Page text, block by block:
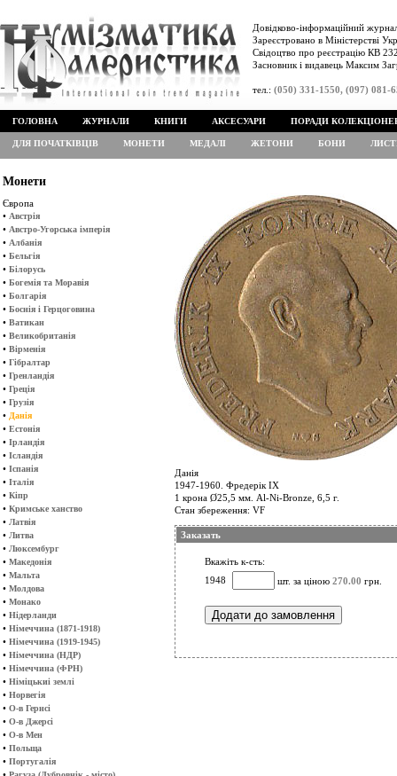
Довідково-інформаційний
Зареєстровано в Міністерстві
Свідоцтво про реєстрацію КВ
Засновник і видавець Максим
тел.: (050) 331-1550, (097) 081-
ГОЛОВНА ЖУРНАЛИ КНИГИ АКСЕСУАРИ ПОРАДИ
ДЛЯ ПОЧАТКІВЦІВ МОНЕТИ МЕДАЛІ ЖЕТОНИ БОНИ
Монети
Європа
• Австрія
• Австро-Угорська імперія
• Албанія
• Бельгія
• Білорусь
• Богемія та Моравія
• Болгарія
• Боснія і Герцоговина
• Ватикан
• Великобританія
• Вірменія
• Гібралтар
• Гренландія
• Греція
• Грузія
• Данія
• Естонія
• Ірландія
• Ісландія
• Іспанія
• Італія
• Кіпр
• Кримське ханство
• Латвія
• Литва
• Люксембург
• Македонія
• Мальта
• Молдова
• Монако
• Нідерланди
• Німеччина (1871-1918)
• Німеччина (1919-1945)
• Німеччина (НДР)
• Німеччина (ФРН)
• Німіцькиі землі
• Норвегія
• О-в Гернсі
• О-в Джерсі
• О-в Мен
• Польща
• Португалія
Данія
1947-1960. Фредерік ІХ
1 крона Ø25,5 мм. Al-Ni-Bronze, 6,5 г.
Стан збереження: VF
Заказать
Вкажіть к-сть:
1948
шт. за ціною 270.00 грн.